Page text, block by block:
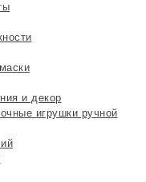
и декор
игрушки ручной